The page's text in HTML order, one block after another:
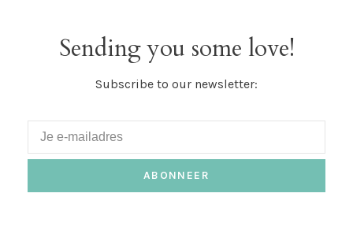
Sending you some love!
Subscribe to our newsletter:
ABONNEER